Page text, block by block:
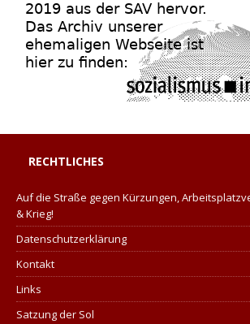
RECHTLICHES
Auf die Straße gegen Kürzungen,
& Krieg!
Datenschutzerklärung
Kontakt
Links
Satzung der Sol